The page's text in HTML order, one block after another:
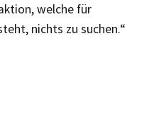
welche für
nichts zu suchen.“